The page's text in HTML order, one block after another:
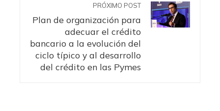
PRÓXIMO POST
Plan de organización para
adecuar el crédito
bancario a la evolución del
ciclo típico y al desarrollo
del crédito en las Pymes